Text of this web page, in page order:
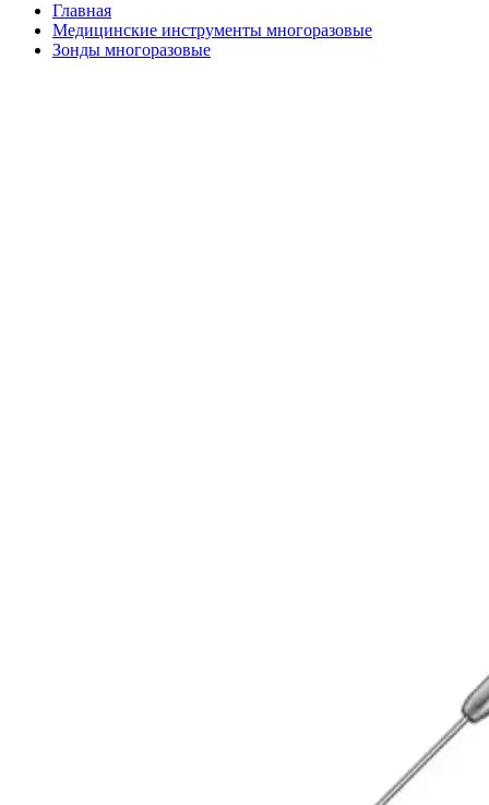
Главная
Медицинские инструменты многоразовые
Зонды многоразовые